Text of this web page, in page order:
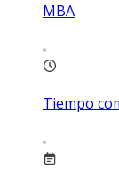
MBA
Tiempo